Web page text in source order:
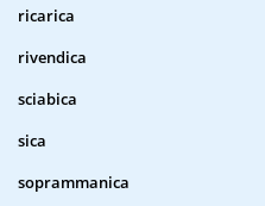
ricarica
rivendica
sciabica
sica
soprammanica